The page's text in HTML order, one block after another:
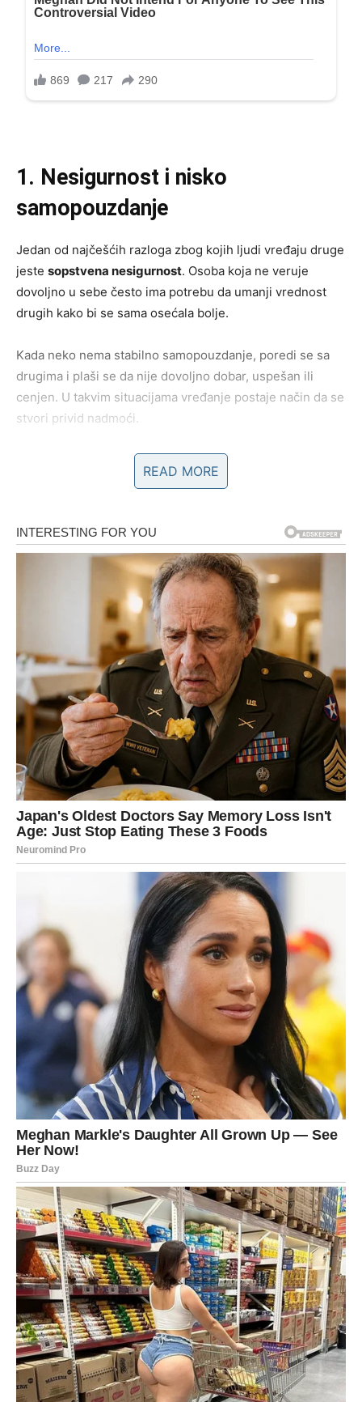
1. Nesigurnost i nisko
samopouzdanje
Jedan od najčešćih razloga zbog kojih ljudi vređaju druge
jeste sopstvena nesigurnost. Osoba koja ne veruje
dovoljno u sebe često ima potrebu da umanji vrednost
drugih kako bi se sama osećala bolje.
Kada neko nema stabilno samopouzdanje, poredi se sa
drugima i plaši se da nije dovoljno dobar, uspešan ili
cenjen. U takvim situacijama vređanje postaje način da se
stvori privid nadmoći.
Na primer, osoba koja se oseća inferiorno može
kritikovati tuđ izgled, uspeh ili ponašanje kako bi se na
Psiholozi često kažu:
Ljudi koji su zaista sigurni u sebe nemaju potrebu da
2. Ljubomora i zavist
Ljubomora je veoma snažna emocija. Kada neko vidi da
druga osoba ima nešto što on želi – uspeh, popularnost,
ljubav ili pažnju – može osetiti unutrašnju nelagodu.
Umesto da prizna taj osećaj, osoba može reagovati tako
što će pokušati da umanji vrednost onoga što druga
osoba ima.
Zbog toga se često dešava da ljudi vređaju ili
omalovažavaju nekoga ko je uspešan, srećan ili
samopouzdan. U takvim situacijama uvreda je zapravo
način da se sakrije zavist.
3. Frustracija i potisnut bes
Ljudi koji u sebi nose mnogo nezadovoljstva često
nemaju zdrav način da izbace emocije. Problemi na poslu,
finansijski pritisci, loši odnosi ili lične brige mogu stvoriti
osećaj frustracije.
Kada se takve emocije nagomilaju, osoba može reagovati
agresivno prema drugima – često bez pravog razloga.
U tim trenucima uvreda nije nužno usmerena ka
konkretnoj osobi. Ona je samo način da neko izbaci
sopstveni bes i stres.
4. Potreba za kontrolom
U nekim odnosima uvrede se koriste kaosredstvo
manipulacije i kontrole. Kada neko stalno kritikuje,
omalovažava ili ponižava drugu osobu, pokušava da
naruši njeno samopouzdanje.
READ MORE